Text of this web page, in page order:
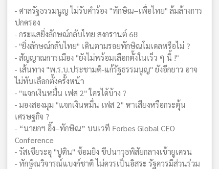
- ศาลรัฐธรรมนูญ ไม่รับคำร้อง "ทักษิณ–เพื่อไทย" ล้มล้างการ
ปกครอง
- กระแสยิ่งลักษณ์กลับไทย สงกรานต์ 68
- "ยิ่งลักษณ์กลับไทย" เดินตามรอยทักษิณโมเดลหรือไม่ ?
- สัญญาณการเมือง "ยังไม่พร้อมเลือกตั้งในเร็ว ๆ นี้ !"
- เส้นทาง "พ.ร.บ.ประชามติ-แก้รัฐธรรมนูญ" ยังอีกยาว อาจ
ไม่ทันเลือกตั้งครั้งหน้า
- "แจกเงินหมื่น เฟส 2" ใครได้บ้าง ?
- มองสองมุม "แจกเงินหมื่น เฟส 2" หาเสียงหรือกระตุ้น
เศรษฐกิจ ?
- “นายกฯ อิ๊ง–ทักษิณ” บนเวที Forbes Global CEO
Conference
- รัสเซียระอุ "ปูติน" ซ้อมยิง ขีปนาวุธพิสัยกลางเข้ายูเครน
- ทักษิณวิจารณ์แบงก์ชาติ ไม่ควรเป็นอิสระ รัฐควรมีส่วนร่วม